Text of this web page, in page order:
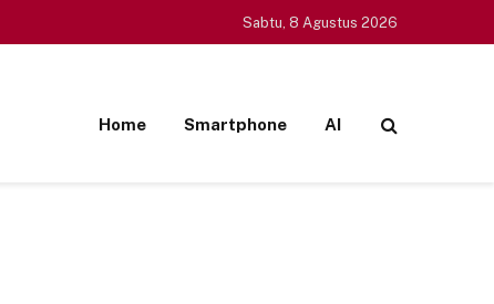
Sabtu, 8 Agustus 2026
Home Smartphone AI